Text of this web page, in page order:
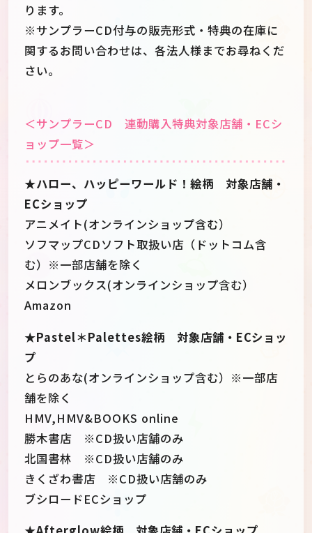
ります。
※サンプラーCD付与の販売形式・特典の在庫に
関するお問い合わせは、各法人様までお尋ねくだ
さい。
＜サンプラーCD 連動購入特典対象店舗・ECシ
ョップ一覧＞
★ハロー、ハッピーワールド！絵柄 対象店舗・
ECショップ
アニメイト(オンラインショップ含む）
ソフマップCDソフト取扱い店（ドットコム含
む）※一部店舗を除く
メロンブックス(オンラインショップ含む）
Amazon
★Pastel＊Palettes絵柄 対象店舗・ECショッ
プ
とらのあな(オンラインショップ含む）※一部店
舗を除く
HMV,HMV&BOOKS online
勝木書店 ※CD扱い店舗のみ
北国書林 ※CD扱い店舗のみ
きくざわ書店 ※CD扱い店舗のみ
ブシロードECショップ